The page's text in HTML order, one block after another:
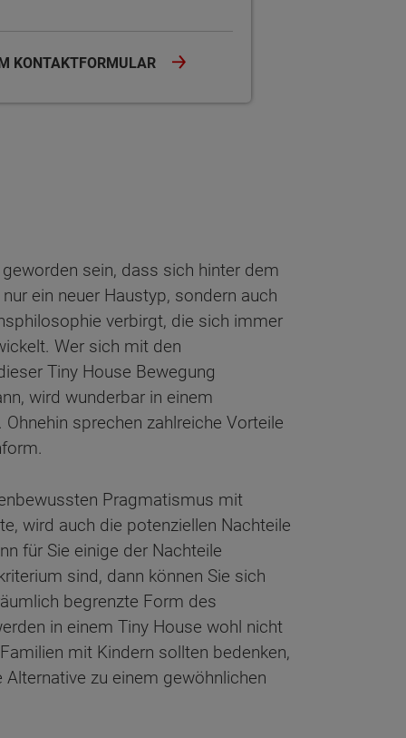
KONTAKTFORMULAR
sein, dass sich hinter dem
ein neuer Haustyp, sondern auch
verbirgt, die sich immer
Wer sich mit den
Tiny House Bewegung
wird wunderbar in einem
sprechen zahlreiche Vorteile
Pragmatismus mit
wird auch die potenziellen Nachteile
für Sie einige der Nachteile
sind, dann können Sie sich
begrenzte Form des
in einem Tiny House wohl nicht
mit Kindern sollten bedenken,
zu einem gewöhnlichen